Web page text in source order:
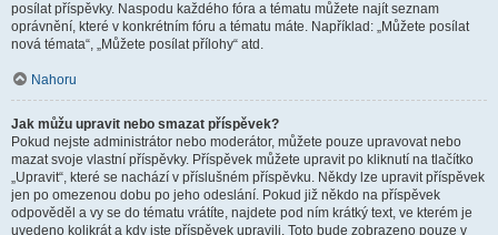
posílat příspěvky. Naspodu každého fóra a tématu můžete najít seznam
oprávnění, které v konkrétním fóru a tématu máte. Například: „Můžete posílat
nová témata“, „Můžete posílat přílohy“ atd.
Nahoru
Jak můžu upravit nebo smazat příspěvek?
Pokud nejste administrátor nebo moderátor, můžete pouze upravovat nebo
mazat svoje vlastní příspěvky. Příspěvek můžete upravit po kliknutí na tlačítko
„Upravit“, které se nachází v příslušném příspěvku. Někdy lze upravit příspěvek
jen po omezenou dobu po jeho odeslání. Pokud již někdo na příspěvek
odpověděl a vy se do tématu vrátíte, najdete pod ním krátký text, ve kterém je
uvedeno kolikrát a kdy jste příspěvek upravili. Toto bude zobrazeno pouze v